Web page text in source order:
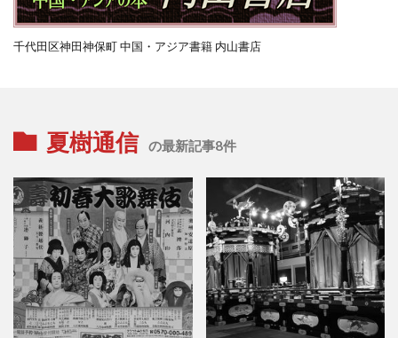
千代田区神田神保町 中国・アジア書籍 内山書店
夏樹通信 の最新記事8件